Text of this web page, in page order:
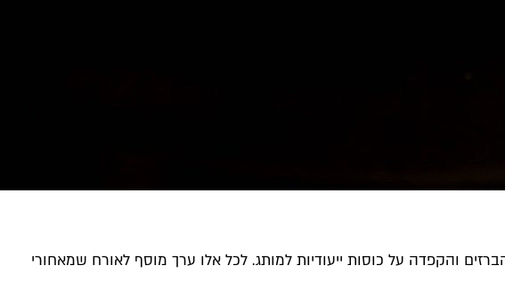
והקפדה על כוסות ייעודיות למותג. לכל אלו ערך מוסף לאורח שמאחורי